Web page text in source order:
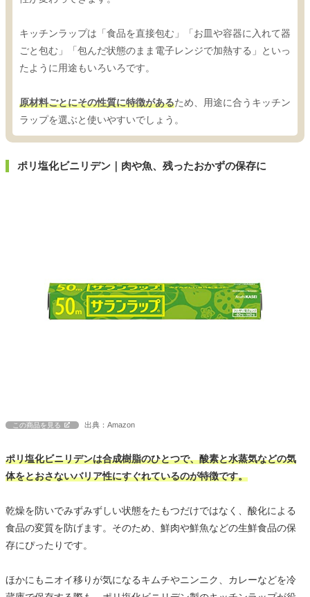
キッチンラップは「食品を直接包む」「お皿や容器に入れて器
ごと包む」「包んだ状態のまま電子レンジで加熱する」といっ
たように用途もいろいろです。
原材料ごとにその性質に特徴があるため、用途に合うキッチン
ラップを選ぶと使いやすいでしょう。
ポリ塩化ビニリデン｜肉や魚、残ったおかずの保存に
この商品を見る 出典：Amazon
ポリ塩化ビニリデンは合成樹脂のひとつで、酸素と水蒸気などの気
体をとおさないバリア性にすぐれているのが特徴です。
乾燥を防いでみずみずしい状態をたもつだけではなく、酸化による
食品の変質を防げます。そのため、鮮肉や鮮魚などの生鮮食品の保
存にぴったりです。
ほかにもニオイ移りが気になるキムチやニンニク、カレーなどを冷